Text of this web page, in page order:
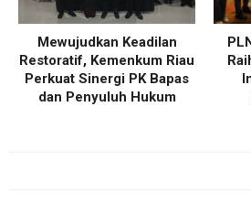
Mewujudkan Keadilan
Restoratif, Kemenkum Riau
Perkuat Sinergi PK Bapas
dan Penyuluh Hukum